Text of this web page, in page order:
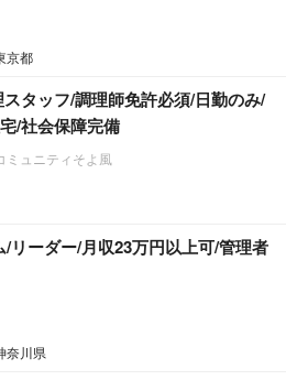
京都
スタッフ/調理師免許必須/日勤のみ/
/社会保障完備
ミュニティそよ風
リーダー/月収23万円以上可/管理者
奈川県